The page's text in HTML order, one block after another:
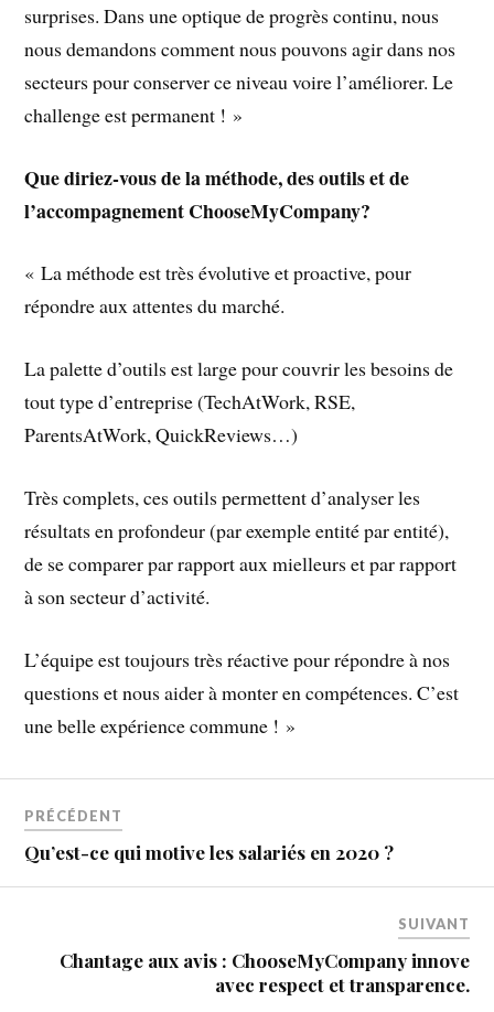
surprises. Dans une optique de progrès continu, nous
nous demandons comment nous pouvons agir dans nos
secteurs pour conserver ce niveau voire l’améliorer. Le
challenge est permanent ! »
Que diriez-vous de la méthode, des outils et de
l’accompagnement ChooseMyCompany?
« La méthode est très évolutive et proactive, pour
répondre aux attentes du marché.
La palette d’outils est large pour couvrir les besoins de
tout type d’entreprise (TechAtWork, RSE,
ParentsAtWork, QuickReviews…)
Très complets, ces outils permettent d’analyser les
résultats en profondeur (par exemple entité par entité),
de se comparer par rapport aux mielleurs et par rapport
à son secteur d’activité.
L’équipe est toujours très réactive pour répondre à nos
questions et nous aider à monter en compétences. C’est
une belle expérience commune ! »
PRÉCÉDENT
Qu’est-ce qui motive les salariés en 2020 ?
SUIVANT
Chantage aux avis : ChooseMyCompany innove
avec respect et transparence.